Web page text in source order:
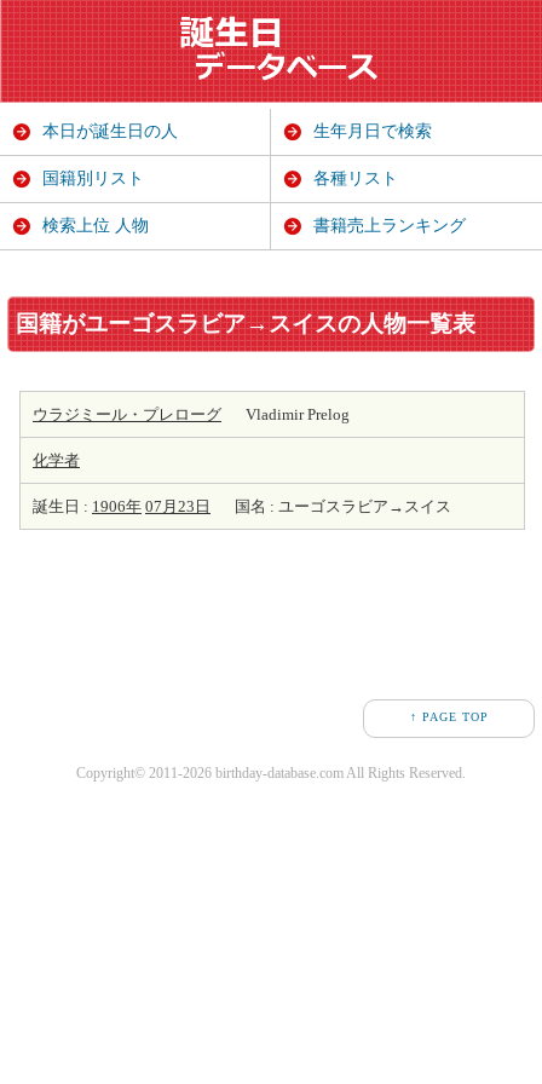
国籍がユーゴスラビア→スイスの人物一覧表
ウラジミール・プレローグ Vladimir Prelog
化学者
誕生日 : 1906年 07月23日 国名 : ユーゴスラビア→スイス
本日が誕生日の人 生年月日で検索
国籍別リスト 各種リスト
検索上位 人物 書籍売上ランキング
↑ PAGE TOP
Copyright© 2011-2026 birthday-database.com All Rights Reserved.